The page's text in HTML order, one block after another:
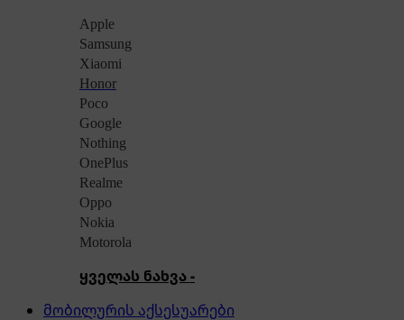
Apple
Samsung
Xiaomi
Honor
Poco
Google
Nothing
OnePlus
Realme
Oppo
Nokia
Motorola
ყველას ნახვა -
მობილურის აქსესუარები